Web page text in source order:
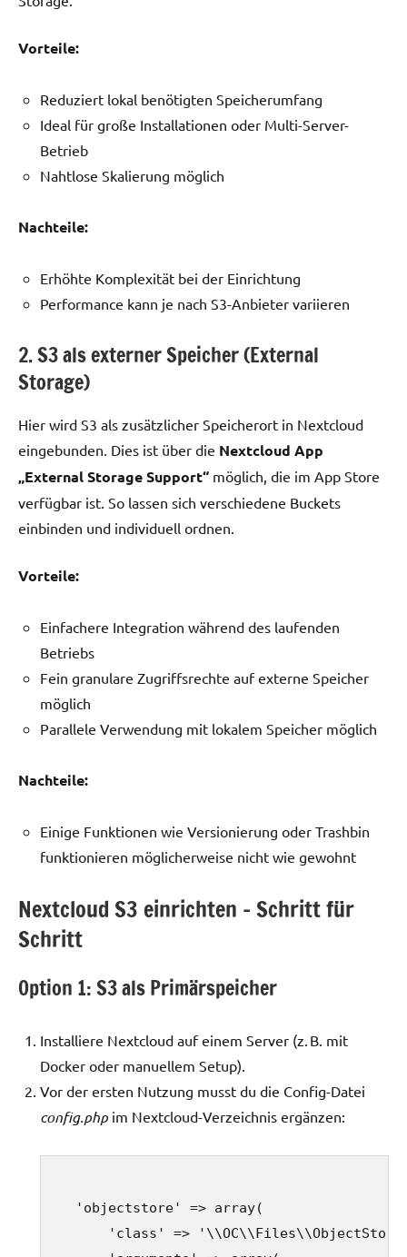
Vorteile:
Reduziert lokal benötigten Speicherumfang
Ideal für große Installationen oder Multi-Server-
Betrieb
Nahtlose Skalierung möglich
Nachteile:
Erhöhte Komplexität bei der Einrichtung
Performance kann je nach S3-Anbieter variieren
2. S3 als externer Speicher (External
Storage)
Hier wird S3 als zusätzlicher Speicherort in Nextcloud
eingebunden. Dies ist über die Nextcloud App
„External Storage Support“ möglich, die im App Store
verfügbar ist. So lassen sich verschiedene Buckets
einbinden und individuell ordnen.
Vorteile:
Einfachere Integration während des laufenden
Betriebs
Fein granulare Zugriffsrechte auf externe Speicher
möglich
Parallele Verwendung mit lokalem Speicher möglich
Nachteile:
Einige Funktionen wie Versionierung oder Trashbin
funktionieren möglicherweise nicht wie gewohnt
Nextcloud S3 einrichten – Schritt für
Schritt
Option 1: S3 als Primärspeicher
Installiere Nextcloud auf einem Server (z. B. mit
Docker oder manuellem Setup).
Vor der ersten Nutzung musst du die Config-Datei
config.php im Nextcloud-Verzeichnis ergänzen:
  'objectstore' => array(
'class' =>